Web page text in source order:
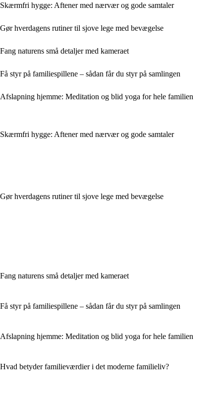
Skærmfri hygge: Aftener med nærvær og gode samtaler
Gør hverdagens rutiner til sjove lege med bevægelse
Fang naturens små detaljer med kameraet
Få styr på familiespillene – sådan får du styr på samlingen
Afslapning hjemme: Meditation og blid yoga for hele familien
Skærmfri hygge: Aftener med nærvær og gode samtaler
Gør hverdagens rutiner til sjove lege med bevægelse
Fang naturens små detaljer med kameraet
Få styr på familiespillene – sådan får du styr på samlingen
Afslapning hjemme: Meditation og blid yoga for hele familien
Hvad betyder familieværdier i det moderne familieliv?